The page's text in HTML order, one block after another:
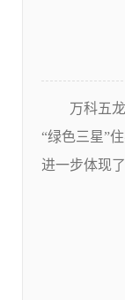
万科五龙
“绿色三星”
进一步体现